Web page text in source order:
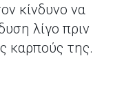
κίνδυνο να
λίγο πριν
καρπούς της.